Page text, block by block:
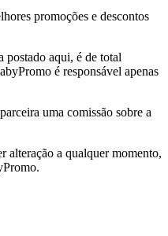
promoções e descontos
postado aqui, é de total
é responsável apenas
uma comissão sobre a
alteração a qualquer momento,